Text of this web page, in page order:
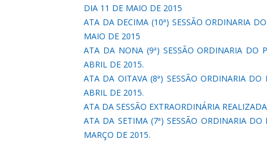
DIA 11 DE MAIO DE 2015
ATA DA DECIMA (10ª) SESSÃO ORDINARIA
MAIO DE 2015
ATA DA NONA (9ª) SESSÃO ORDINARIA DO
ABRIL DE 2015.
ATA DA OITAVA (8ª) SESSÃO ORDINARIA
ABRIL DE 2015.
ATA DA SESSÃO EXTRAORDINÁRIA
ATA DA SETIMA (7ª) SESSÃO ORDINARIA
MARÇO DE 2015.